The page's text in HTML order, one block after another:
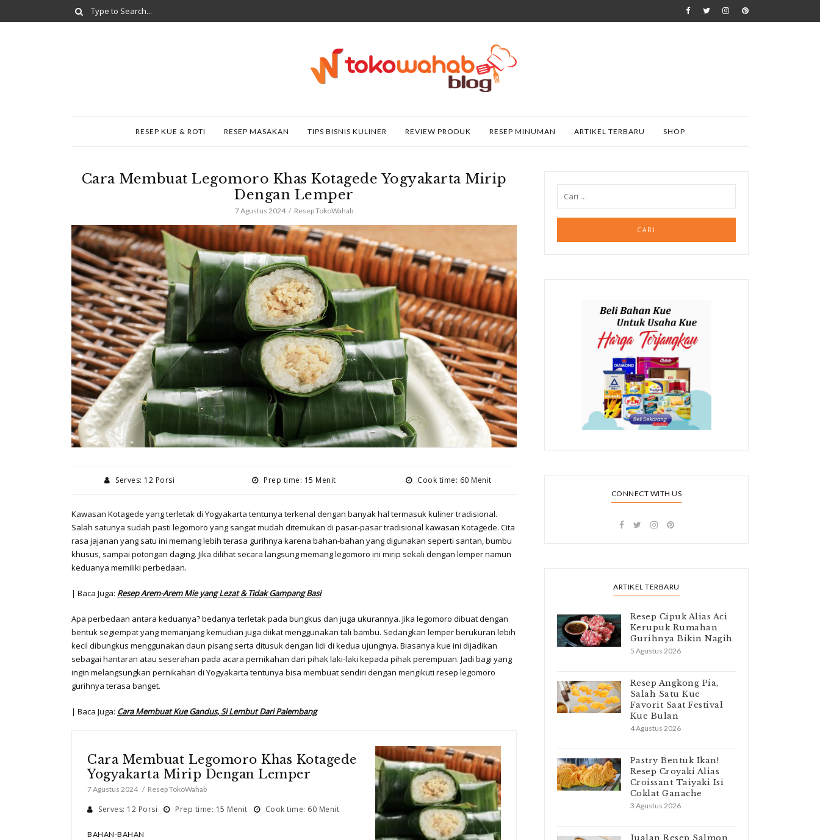
RESEP KUE & ROTI RESEP MASAKAN TIPS BISNIS KULINER REVIEW PRODUK RESEP MINUMAN ARTIKEL TERBARU SHOP
Cara Membuat Legomoro Khas Kotagede Yogyakarta Mirip
Dengan Lemper
7 Agustus 2024 Resep TokoWahab
Serves: 12 Porsi Prep time: 15 Menit Cook time: 60 Menit
Kawasan Kotagede yang terletak di Yogyakarta tentunya terkenal dengan banyak hal termasuk kuliner tradisional.
Salah satunya sudah pasti legomoro yang sangat mudah ditemukan di pasar-pasar tradisional kawasan Kotagede. Cita
rasa jajanan yang satu ini memang lebih terasa gurihnya karena bahan-bahan yang digunakan seperti santan, bumbu
khusus, sampai potongan daging. Jika dilihat secara langsung memang legomoro ini mirip sekali dengan lemper namun
keduanya memiliki perbedaan.
| Baca Juga: Resep Arem-Arem Mie yang Lezat & Tidak Gampang Basi
Apa perbedaan antara keduanya? bedanya terletak pada bungkus dan juga ukurannya. Jika legomoro dibuat dengan
bentuk segiempat yang memanjang kemudian juga diikat menggunakan tali bambu. Sedangkan lemper berukuran lebih
kecil dibungkus menggunakan daun pisang serta ditusuk dengan lidi di kedua ujungnya. Biasanya kue ini dijadikan
sebagai hantaran atau seserahan pada acara pernikahan dari pihak laki-laki kepada pihak perempuan. Jadi bagi yang
ingin melangsungkan pernikahan di Yogyakarta tentunya bisa membuat sendiri dengan mengikuti resep legomoro
gurihnya terasa banget.
| Baca Juga: Cara Membuat Kue Gandus, Si Lembut Dari Palembang
Cara Membuat Legomoro Khas Kotagede
Yogyakarta Mirip Dengan Lemper
7 Agustus 2024 Resep TokoWahab
Serves: 12 Porsi Prep time: 15 Menit Cook time: 60 Menit
BAHAN-BAHAN
CONNECT WITH US
ARTIKEL TERBARU
Resep Cipuk Alias Aci
Kerupuk Rumahan
Gurihnya Bikin Nagih
5 Agustus 2026
Resep Angkong Pia,
Salah Satu Kue
Favorit Saat Festival
Kue Bulan
4 Agustus 2026
Pastry Bentuk Ikan!
Resep Croyaki Alias
Croissant Taiyaki Isi
Coklat Ganache
3 Agustus 2026